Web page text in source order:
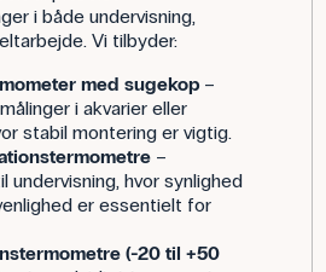
i både undervisning,
Vi tilbyder:
med sugekop–
i akvarier eller
stabil montering er vigtig.
–
undervisning, hvor synlighed
er essentielt for
(-20 til +50